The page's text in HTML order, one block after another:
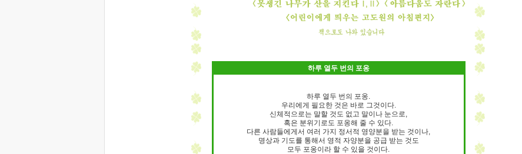
하루 열두 번의 포옹
하루 열두 번의 포옹.
우리에게 필요한 것은 바로 그것이다.
신체적으로는 말할 것도 없고 말이나 눈으로,
혹은 분위기로도 포옹해 줄 수 있다.
다른 사람들에게서 여러 가지 정서적 영양분을 받는 것이나,
명상과 기도를 통해서 영적 자양분을 공급 받는 것도
모두 포옹이라 할 수 있을 것이다.